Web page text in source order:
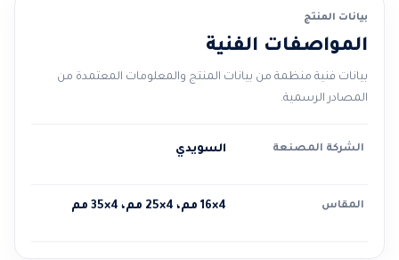
بيانات المنتج
المواصفات الفنية
بيانات فنية منظمة من بيانات المنتج والمعلومات المعتمدة من
المصادر الرسمية.
الشركة المصنعة السويدي
المقاس 4×16 مم، 4×25 مم، 4×35 مم